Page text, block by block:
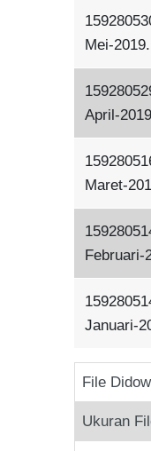
Mei-
April-
Maret-
Februari-
Januari-
File
Ukuran